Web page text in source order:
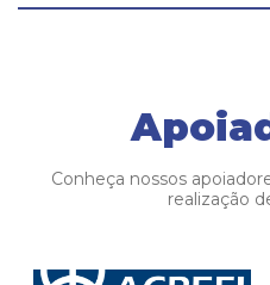
Conheça nossos
realização